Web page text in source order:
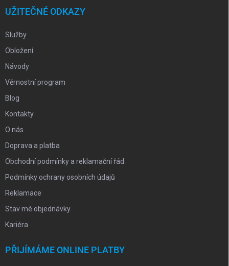
UŽITEČNÉ ODKAZY
Služby
Obložení
Návody
Věrnostní program
Blog
Kontakty
O nás
Doprava a platba
Obchodní podmínky a reklamační řád
Podmínky ochrany osobních údajů
Reklamace
Stav mé objednávky
Kariéra
PŘIJÍMÁME ONLINE PLATBY